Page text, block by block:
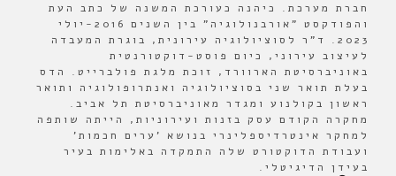
חברת מערכת. כיהנה כעורכת המשנה של כתב העת
והפודקסט "אורבנולוגיה" בין השנים 2016-יולי
2023. ד"ר לסוציולוגיה עירונית, בוגרת המעבדה
לעיצוב עירוני, כיום פוסט-דוקטורנטית
באוניברסיטת הארוורד, זוכת מלגת פולברייט. הדס
בעלת תואר שני בסוציולוגיה ואנתרופולוגיה ותואר
ראשון בקולנוע ומגדר מאוניברסיטת תל אביב.
מחקרה הקודם עסק בזנות ועירוניות, הייתה שותפה
למחקר אינטרדיספלינרי בנושא 'ערים חכמות'
ועבודת הדוקטורט שלה התמקדה באלימות בעיר
בעידן הדיגיטלי.